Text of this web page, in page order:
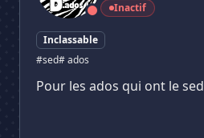
Inactif
Inclassable
#sed# ados
Pour les ados qui ont le sed